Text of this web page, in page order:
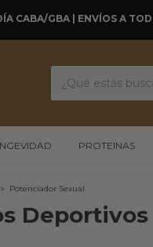
CABA/GBA | ENVÍOS A
PROTEINAS
> Potenciador Sexual
Deportivos